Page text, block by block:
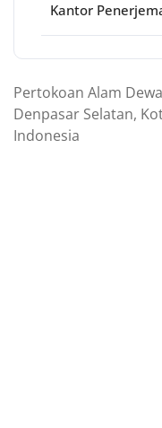
Kantor
Pertokoan Alam
Denpasar Selatan,
Indonesia